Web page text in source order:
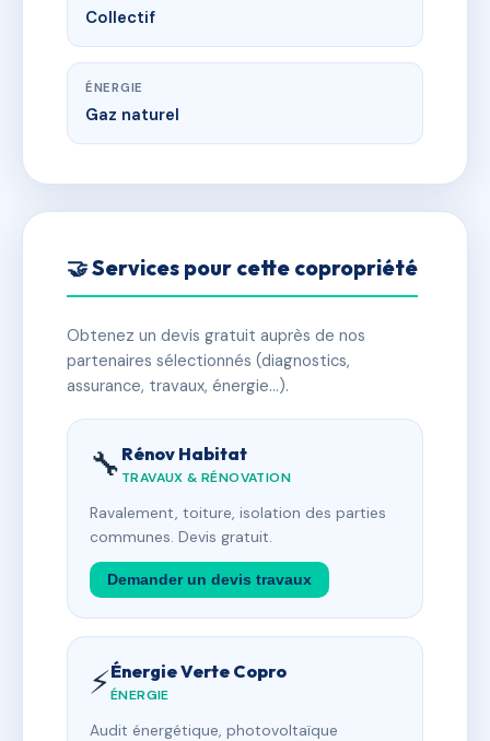
Collectif
ÉNERGIE
Gaz naturel
🤝 Services pour cette copropriété
Obtenez un devis gratuit auprès de nos
partenaires sélectionnés (diagnostics,
assurance, travaux, énergie…).
🔧 Rénov Habitat
TRAVAUX & RÉNOVATION
Ravalement, toiture, isolation des parties
communes. Devis gratuit.
Demander un devis travaux
⚡Énergie Verte Copro
ÉNERGIE
Audit énergétique, photovoltaïque